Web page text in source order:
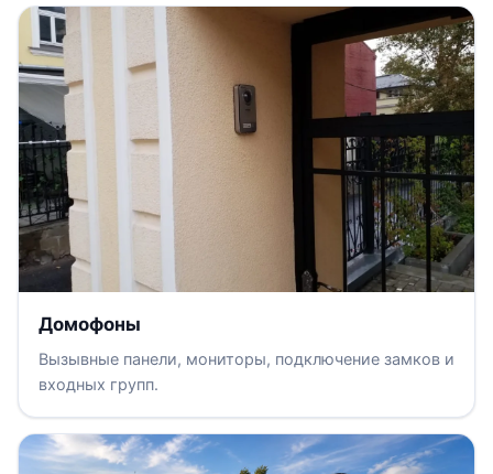
Домофоны
Вызывные панели, мониторы, подключение замков и
входных групп.